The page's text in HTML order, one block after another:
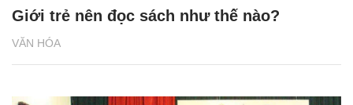
VĂN HÓA
Giới trẻ nên đọc sách như thế nào?